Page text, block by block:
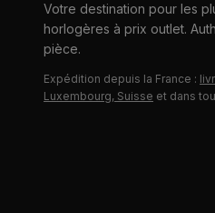
Votre destination pour les
horlogères à prix outlet.
pièce.
Expédition depuis la France :
Luxembourg, Suisse et dans